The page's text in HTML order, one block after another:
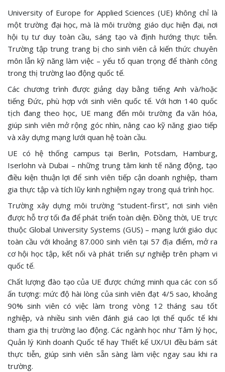
University of Europe for Applied Sciences (UE) không chỉ là
một trường đại học, mà là môi trường giáo dục hiện đại, nơi
hội tụ tư duy toàn cầu, sáng tạo và định hướng thực tiễn.
Trường tập trung trang bị cho sinh viên cả kiến thức chuyên
môn lẫn kỹ năng làm việc – yếu tố quan trọng để thành công
trong thị trường lao động quốc tế.
Các chương trình được giảng dạy bằng tiếng Anh và/hoặc
tiếng Đức, phù hợp với sinh viên quốc tế. Với hơn 140 quốc
tịch đang theo học, UE mang đến môi trường đa văn hóa,
giúp sinh viên mở rộng góc nhìn, nâng cao kỹ năng giao tiếp
và xây dựng mạng lưới quan hệ toàn cầu.
UE có hệ thống campus tại Berlin, Potsdam, Hamburg,
Iserlohn và Dubai – những trung tâm kinh tế năng động, tạo
điều kiện thuận lợi để sinh viên tiếp cận doanh nghiệp, tham
gia thực tập và tích lũy kinh nghiệm ngay trong quá trình học.
Trường xây dựng môi trường “student-first”, nơi sinh viên
được hỗ trợ tối đa để phát triển toàn diện. Đồng thời, UE trực
thuộc Global University Systems (GUS) – mạng lưới giáo dục
toàn cầu với khoảng 87.000 sinh viên tại 57 địa điểm, mở ra
cơ hội học tập, kết nối và phát triển sự nghiệp trên phạm vi
quốc tế.
Chất lượng đào tạo của UE được chứng minh qua các con số
ấn tượng: mức độ hài lòng của sinh viên đạt 4/5 sao, khoảng
90% sinh viên có việc làm trong vòng 12 tháng sau tốt
nghiệp, và nhiều sinh viên đánh giá cao lợi thế quốc tế khi
tham gia thị trường lao động. Các ngành học như Tâm lý học,
Quản lý Kinh doanh Quốc tế hay Thiết kế UX/UI đều bám sát
thực tiễn, giúp sinh viên sẵn sàng làm việc ngay sau khi ra
trường.